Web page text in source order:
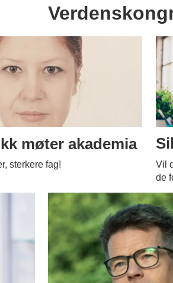
møter akademia
sterkere fag!
Vil
de